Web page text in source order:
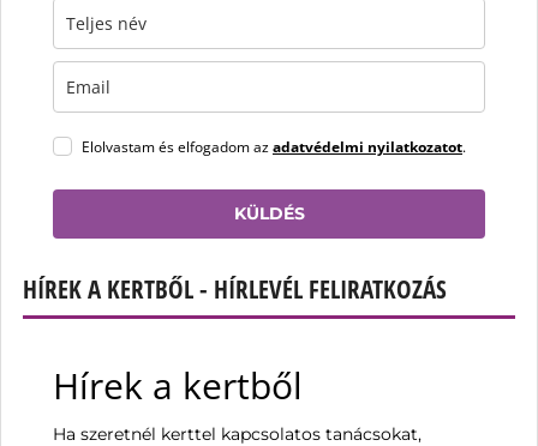
Elolvastam és elfogadom azadatvédelmi nyilatkozatot.
KÜLDÉS
HÍREK A KERTBŐL - HÍRLEVÉL FELIRATKOZÁS
Hírek a kertből
Ha szeretnél kerttel kapcsolatos tanácsokat,